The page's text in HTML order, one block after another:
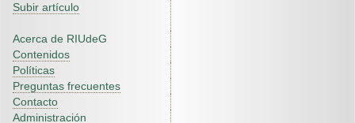
Subir artículo
Acerca de RIUdeG
Contenidos
Políticas
Preguntas frecuentes
Contacto
Administración